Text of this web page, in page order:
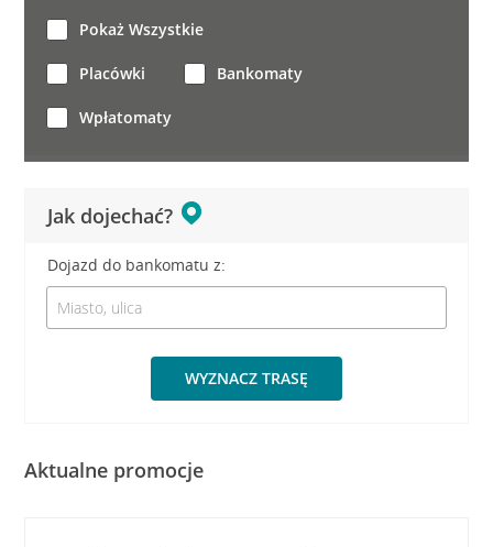
Jak dojechać?
Dojazd do bankomatu z:
WYZNACZ TRASĘ
Pokaż Wszystkie
Placówki Bankomaty
Wpłatomaty
Aktualne promocje